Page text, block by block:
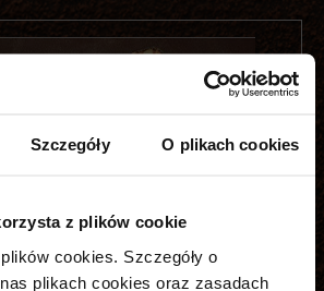
Szczegóły O plikach cookies
z plików cookie
cookies. Szczegóły o
plikach cookies oraz zasadach